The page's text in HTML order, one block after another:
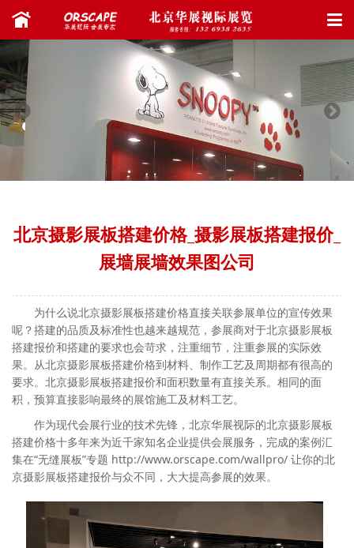
北京摄影展板搭建价格_摄影展板搭建报价_
展墙展墙效果图公司
为什么说北京摄影展板搭建价格直接关联参展单位的宣传效果
呢？搭建的品质及标准性也越来越规范，参展商对于北京摄影展板
搭建报价和搭建的要求也会苛求，注重细节，注重参展的实际效
果。从北京摄影展板搭建价格到材料、制作工艺及周期都有很高的
要求。北京摄影展板搭建报价和面积数量有直接关系。相同的面
积，预算直接影响最终的展馆施工及材料工艺。
作为现代会展行业的技术先锋，北京华展视际的北京摄影展板
搭建价格十多年来为近千家知名企业提供会展服务，完成的案例汇
集在“无缝展板”专题 http://www.orscape.com/wallpro/ 让你的北
京摄影展板搭建报价与众不同，大大提高参展的效果。